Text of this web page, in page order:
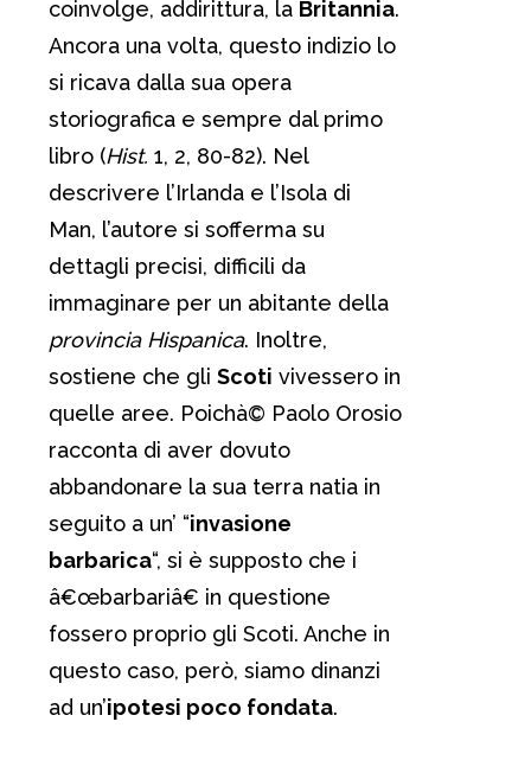
coinvolge, addirittura, la Britannia.
Ancora una volta, questo indizio lo
si ricava dalla sua opera
storiografica e sempre dal primo
libro (Hist. 1, 2, 80-82). Nel
descrivere l’Irlanda e l’Isola di
Man, l’autore si sofferma su
dettagli precisi, difficili da
immaginare per un abitante della
provincia Hispanica. Inoltre,
sostiene che gli Scoti vivessero in
quelle aree. Poichà© Paolo Orosio
racconta di aver dovuto
abbandonare la sua terra natia in
seguito a un’ “invasione
barbarica“, si è supposto che i
â€œbarbariâ€ in questione
fossero proprio gli Scoti. Anche in
questo caso, però, siamo dinanzi
ad un’ipotesi poco fondata.